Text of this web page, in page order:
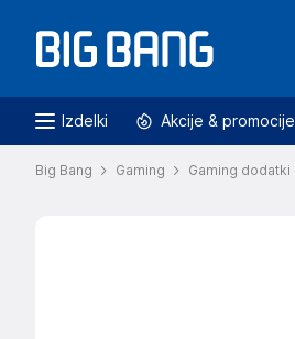
Izdelki Akcije & promocije
Big Bang Gaming Gaming dodatki